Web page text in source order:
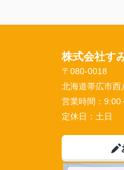
株式会社す
〒080-0018
北海道帯広市
営業時間： 9:00
定休日： 土日